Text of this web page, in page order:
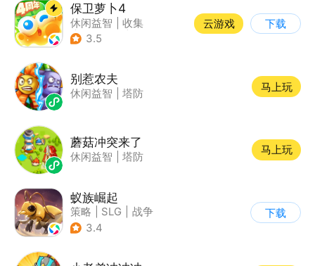
保卫萝卜4
休闲益智
收集
| 保卫萝卜
3.5
云游戏 下载
别惹农夫
休闲益智 塔防
马上玩
蘑菇冲突来了
休闲益智 塔防
马上玩
蚁族崛起
策略 SLG
战争
| 卡通
3.4
下载